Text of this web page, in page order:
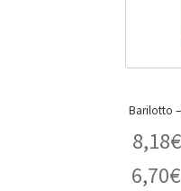
8,18€
6,70€